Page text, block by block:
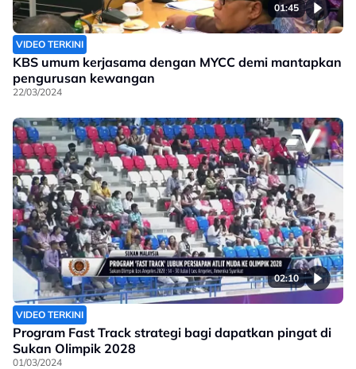
01:45
VIDEO TERKINI
KBS umum kerjasama dengan MYCC demi mantapkan
pengurusan kewangan
22/03/2024
02:10
VIDEO TERKINI
Program Fast Track strategi bagi dapatkan pingat di
Sukan Olimpik 2028
01/03/2024